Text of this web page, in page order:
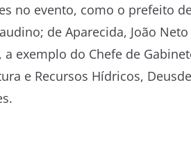
no evento, como o prefeito
de Aparecida, João
exemplo do Chefe de
e Recursos Hídricos,